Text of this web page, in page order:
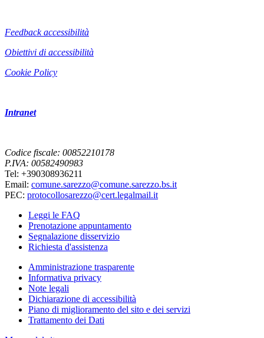
Feedback accessibilità
Obiettivi di accessibilità
Cookie Policy
Intranet
Codice fiscale: 00852210178
P.IVA: 00582490983
Tel: +390308936211
Email: comune.sarezzo@comune.sarezzo.bs.it
PEC: protocollosarezzo@cert.legalmail.it
Leggi le FAQ
Prenotazione appuntamento
Segnalazione disservizio
Richiesta d'assistenza
Amministrazione trasparente
Informativa privacy
Note legali
Dichiarazione di accessibilità
Piano di miglioramento del sito e dei servizi
Trattamento dei Dati